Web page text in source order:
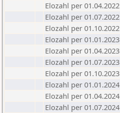
Elozahl per 01.04.2022
Elozahl per 01.07.2022
Elozahl per 01.10.2022
Elozahl per 01.01.2023
Elozahl per 01.04.2023
Elozahl per 01.07.2023
Elozahl per 01.10.2023
Elozahl per 01.01.2024
Elozahl per 01.04.2024
Elozahl per 01.07.2024